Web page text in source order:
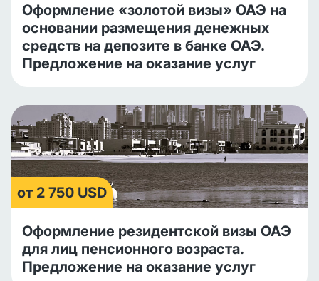
Оформление «золотой визы» ОАЭ на
основании размещения денежных
средств на депозите в банке ОАЭ.
Предложение на оказание услуг
от 2 750 USD
Оформление резидентской визы ОАЭ
для лиц пенсионного возраста.
Предложение на оказание услуг